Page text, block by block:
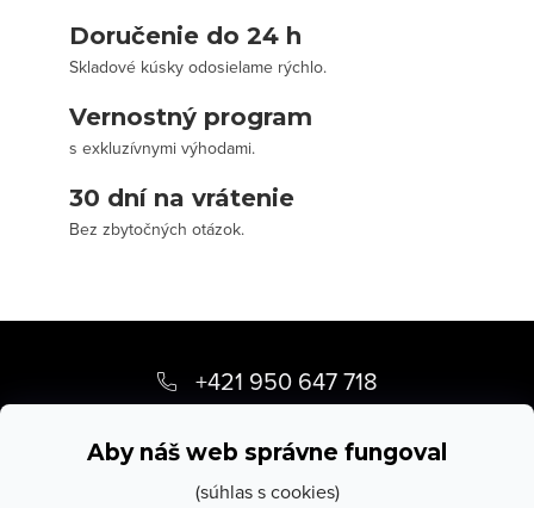
Aby náš web správne fungoval
(súhlas s cookies)
Doručenie do 24 h
Skladové kúsky odosielame rýchlo.
Vernostný program
s exkluzívnymi výhodami.
30 dní na vrátenie
Bez zbytočných otázok.
p
+421 950 647 718